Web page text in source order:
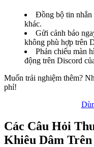
Đồng bộ tin nhắn
khác.
Gửi cảnh báo
không phù hợp trên
Phản chiếu màn
động trên Discord
Muốn trải nghiệm thêm?
phí!
Các Câu Hỏi
Khiêu Dâm